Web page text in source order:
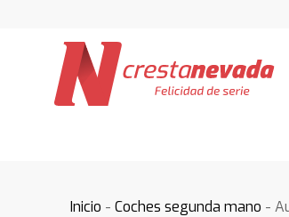
Inicio -Coches segunda mano -